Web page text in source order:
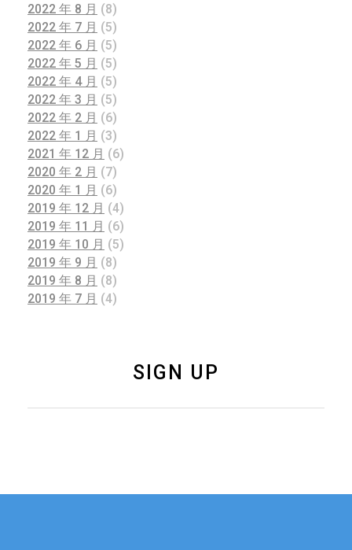
2022 年 8 月 (8)
2022 年 7 月 (5)
2022 年 6 月 (5)
2022 年 5 月 (5)
2022 年 4 月 (5)
2022 年 3 月 (5)
2022 年 2 月 (6)
2022 年 1 月 (3)
2021 年 12 月 (6)
2020 年 2 月 (7)
2020 年 1 月 (6)
2019 年 12 月 (4)
2019 年 11 月 (6)
2019 年 10 月 (5)
2019 年 9 月 (8)
2019 年 8 月 (8)
2019 年 7 月 (4)
SIGN UP